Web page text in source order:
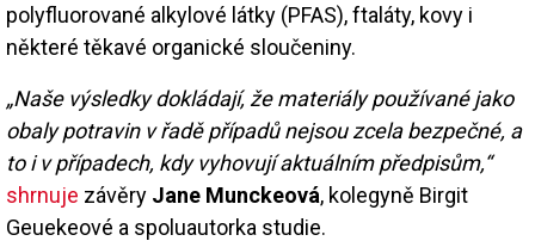
polyfluorované alkylové látky (PFAS), ftaláty, kovy i
některé těkavé organické sloučeniny.
„Naše výsledky dokládají, že materiály používané jako
obaly potravin v řadě případů nejsou zcela bezpečné, a
to i v případech, kdy vyhovují aktuálním předpisům,“
shrnuje závěry Jane Munckeová, kolegyně Birgit
Geuekeové a spoluautorka studie.